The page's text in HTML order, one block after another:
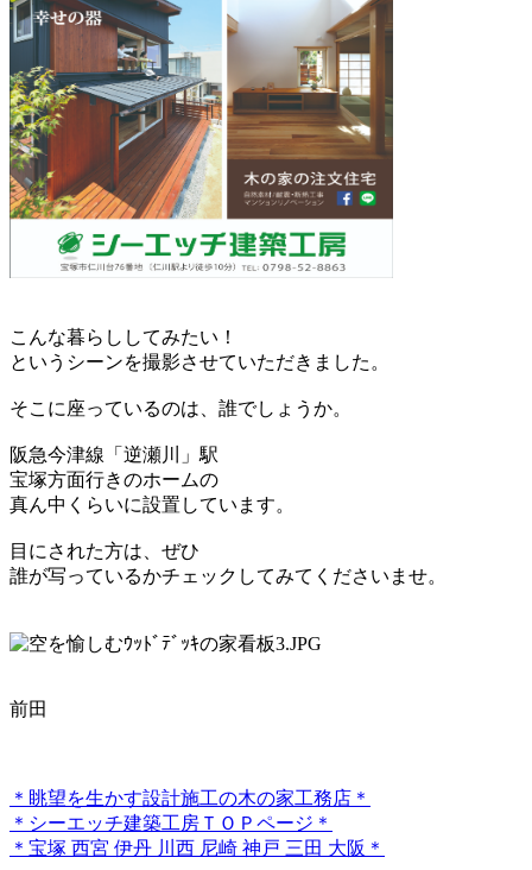
こんな暮らししてみたい！
というシーンを撮影させていただきました。
そこに座っているのは、誰でしょうか。
阪急今津線「逆瀬川」駅
宝塚方面行きのホームの
真ん中くらいに設置しています。
目にされた方は、ぜひ
誰が写っているかチェックしてみてくださいませ。
前田
＊眺望を生かす設計施工の木の家工務店＊
＊シーエッチ建築工房ＴＯＰページ＊
＊宝塚 西宮 伊丹 川西 尼崎 神戸 三田 大阪＊